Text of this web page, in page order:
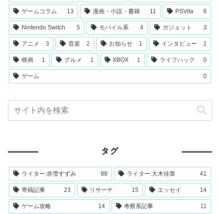
ゲームコラム 13 漫画・小説・書籍 11 PSVita 6
Nintendo Switch 5 モバイル系 4 ガジェット 3
アニメ 3 音楽 2 お知らせ 1 インタビュー 1
映画 1 グルメ 1 XBOX 1 ライフハック 0
ゲーム 0
タグ
ライター:赤雪すずみ 88 ライター:大木佳章 41
寄稿記事 23 リサーチ 15 エッセイ 14
ゲーム攻略 14 考察系記事 11